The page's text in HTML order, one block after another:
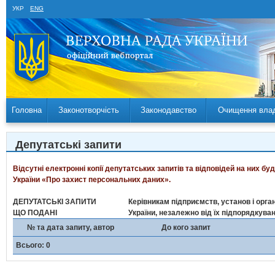
УКР ENG
Головна Законотворчість Законодавство Очищення
Депутатські запити
Відсутні електронні копії депутатських запитів та відповідей на
України «Про захист персональних даних».
ДЕПУТАТСЬКІ ЗАПИТИ
ЩО ПОДАНІ
Керівникам підприємств, установ і
України, незалежно від їх
№ та дата запиту, автор
До кого запит
Всього: 0